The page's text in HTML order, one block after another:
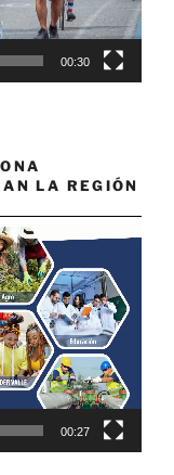
00:30
LA REGIÓN
00:27